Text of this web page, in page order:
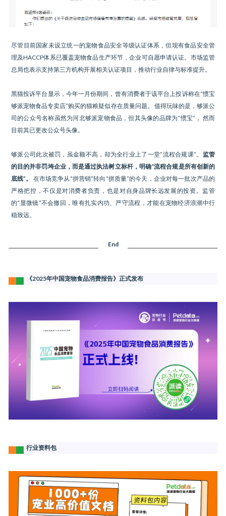
尽管目前国家未设立统一的宠物食品安全等级认证体系，但现有食品安全管
理及HACCP体系已覆盖宠物食品生产环节，企业可自愿申请认证。市场监管
总局也表示支持第三方机构开展相关认证项目，推动行业自律与标准提升。
黑猫投诉平台显示，今年一月份期间，曾有消费者于该平台上投诉称在“惯宝
够派宠物食品专卖店”购买的猫粮疑似存在质量问题。 值得玩味的是，够派公
司的公众号名称虽然为河北够派宠物食品，但其头像的品牌为“惯宝”， 然而
目前其已更改公众号头像。
够派公司此次被罚，虽金额不高，却为全行业上了一堂“流程合规课”。 监管
的目的并非罚垮企业，而是通过执法树立标杆，明确“流程合规是所有创新的
底线”。
在市场竞争从“拼营销”转向“拼质量”的今天，企业对每一批次产品的
严格把控，不仅是对消费者负责，也是对自身品牌长远发展的投资。监管
的“显微镜”不会撤回，唯有扎实内功、严守流程，才能在宠物经济浪潮中行
稳致远。
End
《2025年中国宠物食品消费报告》正式发布
行业资料包